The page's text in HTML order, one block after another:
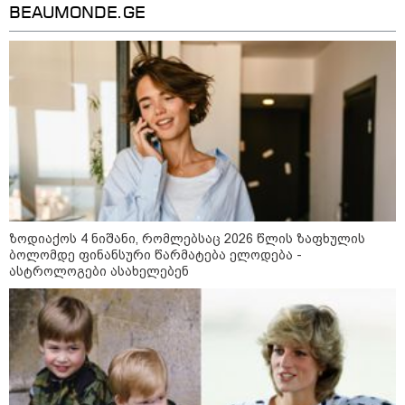
"რიგრიგობით
ფეთქდებოდნენ..."
კატეგორიის ყველა სიახლე
2008 წლის რუსეთ-საქართველოს
ომიდან 18 წელი გავიდა
სამოქალაქო საზოგადოების
წარმომადგენლები 2008 წლის
რუსეთ-საქართველოს აგვისტოს
ომის 18 წლისთავთან
დაკავშირებით ერთობლივ
განცხადებას ავრცელებენ
BEAUMONDE.GE
ზოდიაქოს 4 ნიშანი, რომლებსაც 2026 წლის ზაფხულის
ბოლომდე ფინანსური წარმატება ელოდება -
ასტროლოგები ასახელებენ